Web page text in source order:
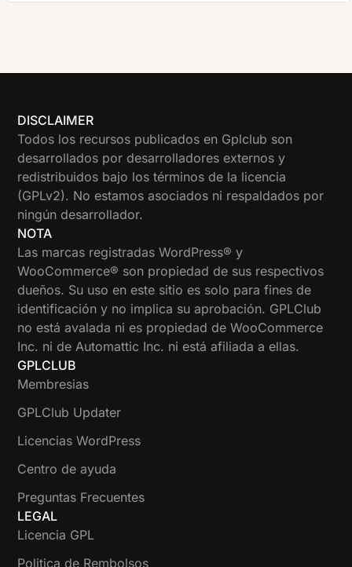
DISCLAIMER
Todos los recursos publicados en Gplclub son
desarrollados por desarrolladores externos y
redistribuidos bajo los términos de la licencia
(GPLv2). No estamos asociados ni respaldados por
ningún desarrollador.
NOTA
Las marcas registradas WordPress® y
WooCommerce® son propiedad de sus respectivos
dueños. Su uso en este sitio es solo para fines de
identificación y no implica su aprobación. GPLClub
no está avalada ni es propiedad de WooCommerce
Inc. ni de Automattic Inc. ni está afiliada a ellas.
GPLCLUB
Membresias
GPLClub Updater
Licencias WordPress
Centro de ayuda
Preguntas Frecuentes
LEGAL
Licencia GPL
Politica de Rembolsos